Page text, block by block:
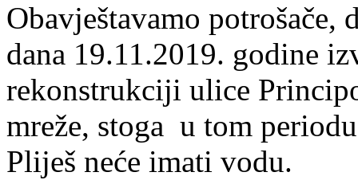
Obavještavamo potrošače,
dana 19.11.2019. godine
rekonstrukciji ulice
mreže, stoga u tom
Pliješ neće imati vodu.